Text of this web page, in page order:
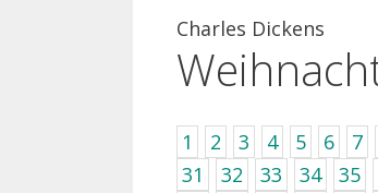
Charles Dickens
1 2 3 4 5 6 7
31
32 33 34 35